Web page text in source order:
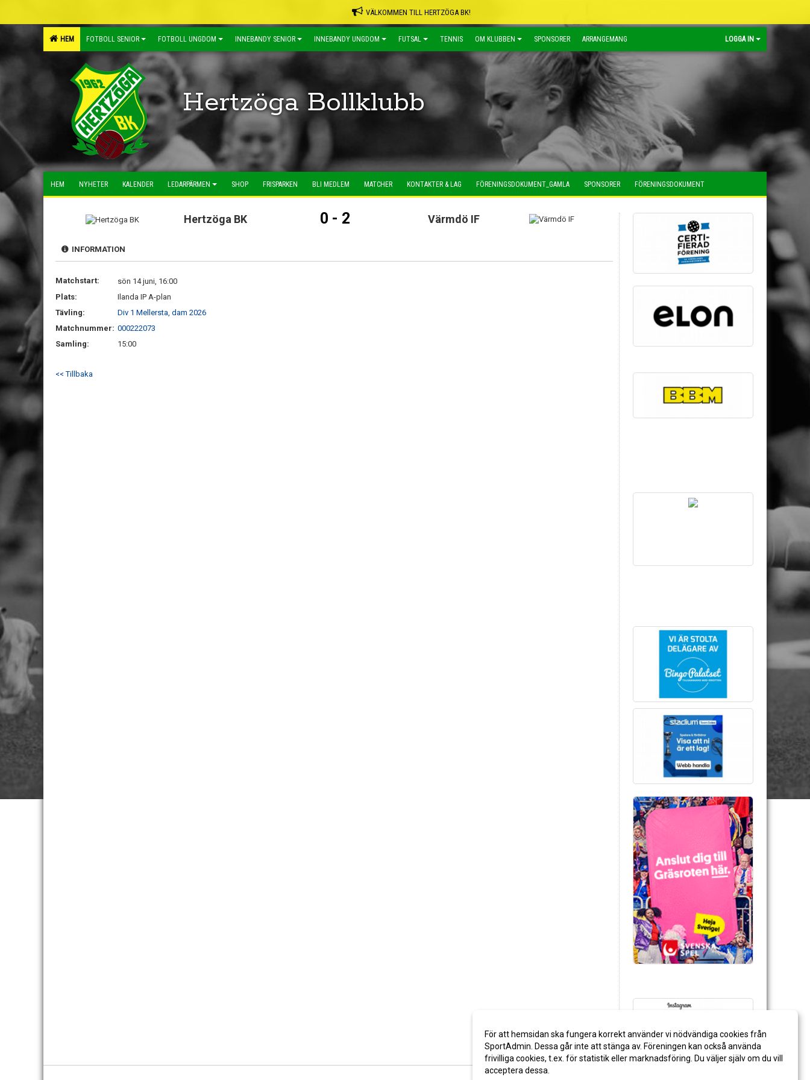
VÄLKOMMEN TILL HERTZÖGA BK!
HEM FOTBOLL SENIOR FOTBOLL UNGDOM INNEBANDY SENIOR INNEBANDY UNGDOM FUTSAL TENNIS OM KLUBBEN SPONSORER ARRANGEMANG LOGGA IN
Hertzöga Bollklubb
HEM NYHETER KALENDER LEDARPÄRMEN SHOP FRISPARKEN BLI MEDLEM MATCHER KONTAKTER & LAG FÖRENINGSDOKUMENT_GAMLA SPONSORER FÖRENINGSDOKUMENT
Hertzöga BK 0 - 2 Värmdö IF
INFORMATION
Matchstart:
sön 14 juni, 16:00
Plats:
Ilanda IP A-plan
Tävling:
Div 1 Mellersta, dam 2026
Matchnummer: 000222073
Samling:
15:00
<< Tillbaka
För att hemsidan ska fungera korrekt använder vi nödvändiga cookies från
SportAdmin. Dessa går inte att stänga av. Föreningen kan också använda
frivilliga cookies, t.ex. för statistik eller marknadsföring. Du väljer själv om du vill
acceptera dessa.